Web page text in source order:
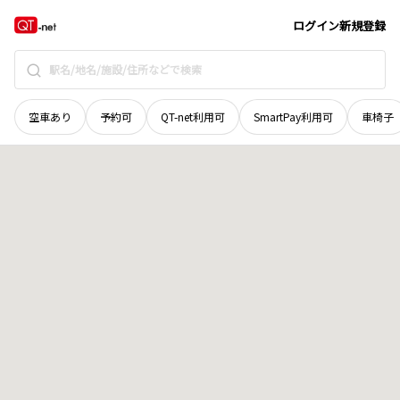
ログイン新規登録
空車あり 予約可 QT-net利用可 SmartPay利用可 車椅子
北海道